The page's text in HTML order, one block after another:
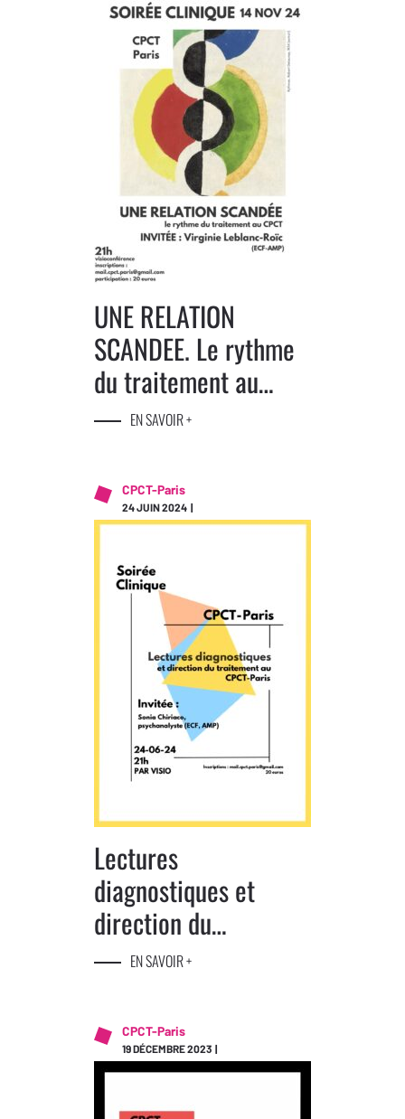
UNE RELATION
SCANDEE. Le rythme
du traitement au
CPCTEN SAVOIR +
CPCT-Paris
24 JUIN 2024 |
Lectures
diagnostiques et
direction du
traitement au CPCT-
EN SAVOIR +
CPCT-Paris
19 DÉCEMBRE 2023 |